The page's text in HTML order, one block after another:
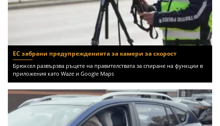
ЕС забрани предупрежденията за камери за скорост
Брюксел развързва ръцете на правителствата за спиране на функции в
приложения като Waze и Google Maps